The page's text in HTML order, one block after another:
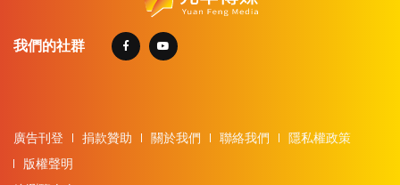
我們的社群
廣告刊登 捐款贊助 關於我們 聯絡我們
隱私權政策
版權聲明